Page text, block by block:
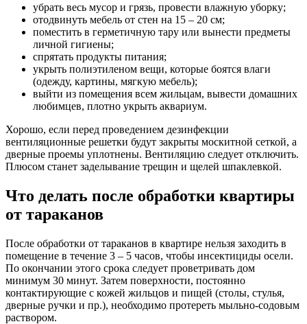
убрать весь мусор и грязь, провести влажную уборку;
отодвинуть мебель от стен на 15 – 20 см;
поместить в герметичную тару или вынести предметы
личной гигиены;
спрятать продукты питания;
укрыть полиэтиленом вещи, которые боятся влаги
(одежду, картины, мягкую мебель);
выйти из помещения всем жильцам, вывести домашних
любимцев, плотно укрыть аквариум.
Хорошо, если перед проведением дезинфекции
вентиляционные решетки будут закрыты москитной сеткой, а
дверные проемы уплотнены. Вентиляцию следует отключить.
Плюсом станет заделывание трещин и щелей шпаклевкой.
Что делать после обработки квартиры
от тараканов
После обработки от тараканов в квартире нельзя заходить в
помещение в течение 3 – 5 часов, чтобы инсектициды осели.
По окончании этого срока следует проветривать дом
минимум 30 минут. Затем поверхности, постоянно
контактирующие с кожей жильцов и пищей (столы, стулья,
дверные ручки и пр.), необходимо протереть мыльно-содовым
раствором.